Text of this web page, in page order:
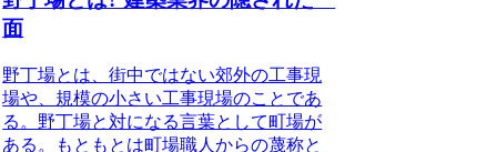
面
野丁場とは、街中ではない郊外の工事現
場や、規模の小さい工事現場のことであ
る。野丁場と対になる言葉として町場が
ある。もともとは町場職人からの蔑称と